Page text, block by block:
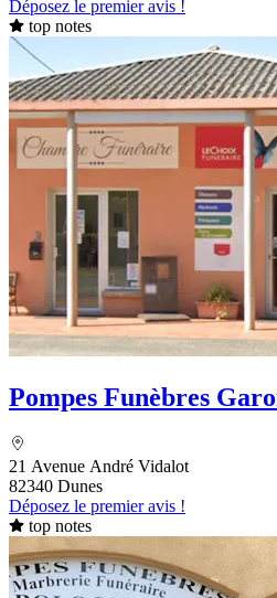
Déposez le premier avis !
top notes
Pompes Funèbres
21 Avenue André Vidalot
82340 Dunes
Déposez le premier avis !
top notes